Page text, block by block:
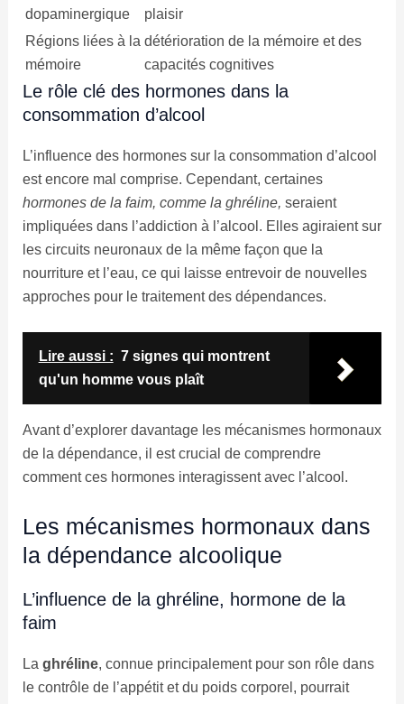
dopaminergique
plaisir
Régions liées à la
mémoire
détérioration de la mémoire et des
capacités cognitives
Le rôle clé des hormones dans la
consommation d’alcool
L’influence des hormones sur la consommation d’alcool
est encore mal comprise. Cependant, certaines
hormones de la faim, comme la ghréline, seraient
impliquées dans l’addiction à l’alcool. Elles agiraient sur
les circuits neuronaux de la même façon que la
nourriture et l’eau, ce qui laisse entrevoir de nouvelles
approches pour le traitement des dépendances.
Lire aussi : 7 signes qui montrent
qu'un homme vous plaît
Avant d’explorer davantage les mécanismes hormonaux
de la dépendance, il est crucial de comprendre
comment ces hormones interagissent avec l’alcool.
Les mécanismes hormonaux dans
la dépendance alcoolique
L’influence de la ghréline, hormone de la
faim
La ghréline, connue principalement pour son rôle dans
le contrôle de l’appétit et du poids corporel, pourrait